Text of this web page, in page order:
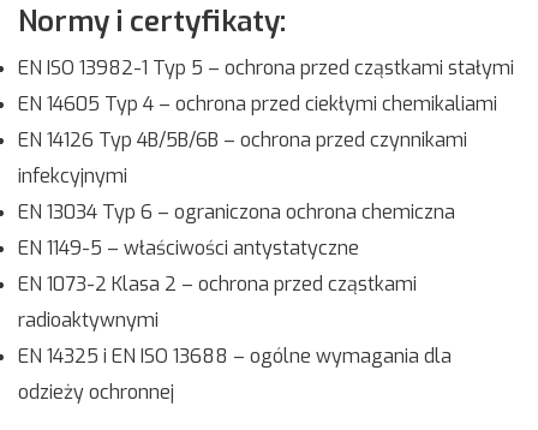
Normy i certyfikaty:
EN ISO 13982-1 Typ 5 – ochrona przed cząstkami stałymi
EN 14605 Typ 4 – ochrona przed ciekłymi chemikaliami
EN 14126 Typ 4B/5B/6B – ochrona przed czynnikami
infekcyjnymi
EN 13034 Typ 6 – ograniczona ochrona chemiczna
EN 1149-5 – właściwości antystatyczne
EN 1073-2 Klasa 2 – ochrona przed cząstkami
radioaktywnymi
EN 14325 i EN ISO 13688 – ogólne wymagania dla
odzieży ochronnej